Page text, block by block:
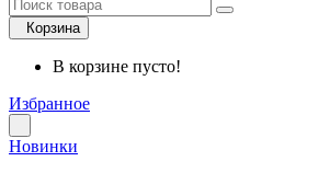
Корзина
В корзине пусто!
Избранное
Новинки